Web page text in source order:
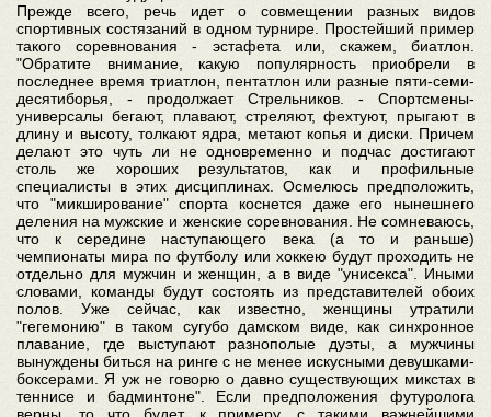
Прежде всего, речь идет о совмещении разных видов
спортивных состязаний в одном турнире. Простейший пример
такого соревнования - эстафета или, скажем, биатлон.
"Обратите внимание, какую популярность приобрели в
последнее время триатлон, пентатлон или разные пяти-семи-
десятиборья, - продолжает Стрельников. - Спортсмены-
универсалы бегают, плавают, стреляют, фехтуют, прыгают в
длину и высоту, толкают ядра, метают копья и диски. Причем
делают это чуть ли не одновременно и подчас достигают
столь же хороших результатов, как и профильные
специалисты в этих дисциплинах. Осмелюсь предположить,
что "микширование" спорта коснется даже его нынешнего
деления на мужские и женские соревнования. Не сомневаюсь,
что к середине наступающего века (а то и раньше)
чемпионаты мира по футболу или хоккею будут проходить не
отдельно для мужчин и женщин, а в виде "унисекса". Иными
словами, команды будут состоять из представителей обоих
полов. Уже сейчас, как известно, женщины утратили
"гегемонию" в таком сугубо дамском виде, как синхронное
плавание, где выступают разнополые дуэты, а мужчины
вынуждены биться на ринге с не менее искусными девушками-
боксерами. Я уж не говорю о давно существующих микстах в
теннисе и бадминтоне". Если предположения футуролога